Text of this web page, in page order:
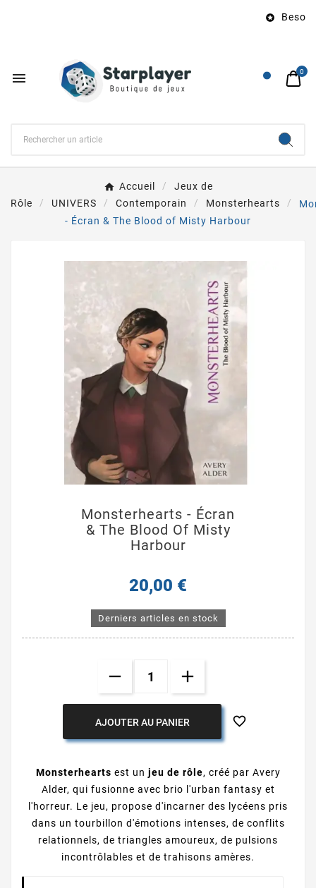
 Besoin
 0
Accueil
Jeux de
Rôle
UNIVERS Contemporain Monsterhearts
- Écran & The Blood of Misty Harbour
Monsterhearts - Écran
& The Blood Of Misty
Harbour
20,00 €
Derniers articles en stock
AJOUTER AU PANIER 
Monsterhearts est un jeu de rôle, créé par Avery
Alder, qui fusionne avec brio l'urban fantasy et
l'horreur. Le jeu, propose d'incarner des lycéens pris
dans un tourbillon d'émotions intenses, de conflits
relationnels, de triangles amoureux, de pulsions
incontrôlables et de trahisons amères.